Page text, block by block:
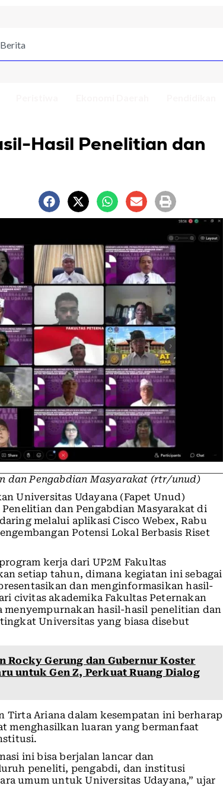
Hasil Penelitian dan
dan Pengabdian Masyarakat (rtr/unud)
Universitas Udayana (Fapet Unud)
dan Pengabdian Masyarakat di
melalui aplikasi Cisco Webex, Rabu
Potensi Lokal Berbasis Riset
kerja dari UP2M Fakultas
setiap tahun, dimana kegiatan ini sebagai
dan menginformasikan hasil-
civitas akademika Fakultas Peternakan
hasil-hasil penelitian dan
Universitas yang biasa disebut
Rocky Gerung dan Gubernur Koster
untuk Gen Z, Perkuat Ruang Dialog
Tirta Ariana dalam kesempatan ini berharap
menghasilkan luaran yang bermanfaat
ini bisa berjalan lancar dan
peneliti, pengabdi, dan institusi
umum untuk Universitas Udayana,” ujar